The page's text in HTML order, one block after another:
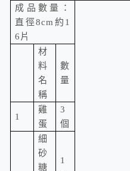
成品數量：
直徑8cm約1
6片
材
料
名
稱
數
量
1
雞
蛋
3
個
細
砂
糖
1